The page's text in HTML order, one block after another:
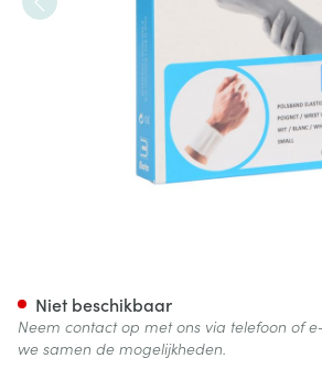
Niet beschikbaar
Neem contact op met ons via telefoon of
we samen de mogelijkheden.